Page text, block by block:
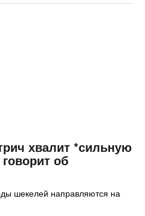
хвалит *сильную
об
шекелей направляются на